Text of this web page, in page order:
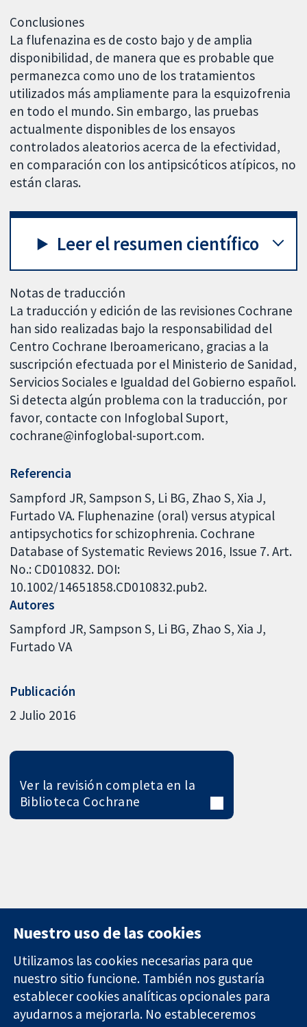
Conclusiones
La flufenazina es de costo bajo y de amplia
disponibilidad, de manera que es probable que
permanezca como uno de los tratamientos
utilizados más ampliamente para la esquizofrenia
en todo el mundo. Sin embargo, las pruebas
actualmente disponibles de los ensayos
controlados aleatorios acerca de la efectividad,
en comparación con los antipsicóticos atípicos, no
están claras.
Leer el resumen científico
Notas de traducción
La traducción y edición de las revisiones Cochrane
han sido realizadas bajo la responsabilidad del
Centro Cochrane Iberoamericano, gracias a la
suscripción efectuada por el Ministerio de Sanidad,
Servicios Sociales e Igualdad del Gobierno español.
Si detecta algún problema con la traducción, por
favor, contacte con Infoglobal Suport,
cochrane@infoglobal-suport.com.
Referencia
Sampford JR, Sampson S, Li BG, Zhao S, Xia J,
Furtado VA. Fluphenazine (oral) versus atypical
antipsychotics for schizophrenia. Cochrane
Database of Systematic Reviews 2016, Issue 7. Art.
No.: CD010832. DOI:
10.1002/14651858.CD010832.pub2.
Autores
Sampford JR Sampson S Li BG Zhao S Xia J
Furtado VA
Publicación
2 Julio 2016
Ver la revisión completa en la
Biblioteca Cochrane
Evidencia fiable.
11-13 Cavendish
Square
Londres
Contacto
Noticias
Prensa
Nuestro uso de las cookies
Utilizamos las cookies necesarias para que
nuestro sitio funcione. También nos gustaría
establecer cookies analíticas opcionales para
ayudarnos a mejorarla. No estableceremos